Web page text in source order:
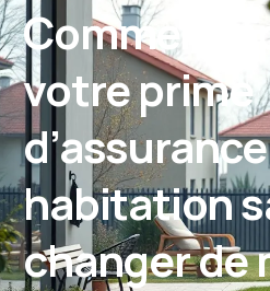
Comment
votre prime
d’assurance
habitation
changer de